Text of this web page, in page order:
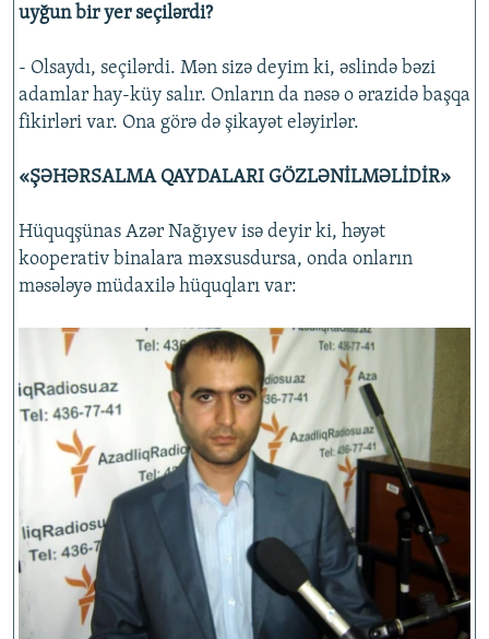
uyğun bir yer seçilərdi?
- Olsaydı, seçilərdi. Mən sizə deyim ki, əslində bəzi
adamlar hay-küy salır. Onların da nəsə o ərazidə başqa
fikirləri var. Ona görə də şikayət eləyirlər.
«ŞƏHƏRSALMA QAYDALARI GÖZLƏNİLMƏLİDİR»
Hüquqşünas Azər Nağıyev isə deyir ki, həyət
kooperativ binalara məxsusdursa, onda onların
məsələyə müdaxilə hüquqları var: